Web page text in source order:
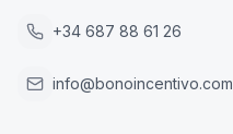
+34 687 88 61 26
info@bonoincentivo.com